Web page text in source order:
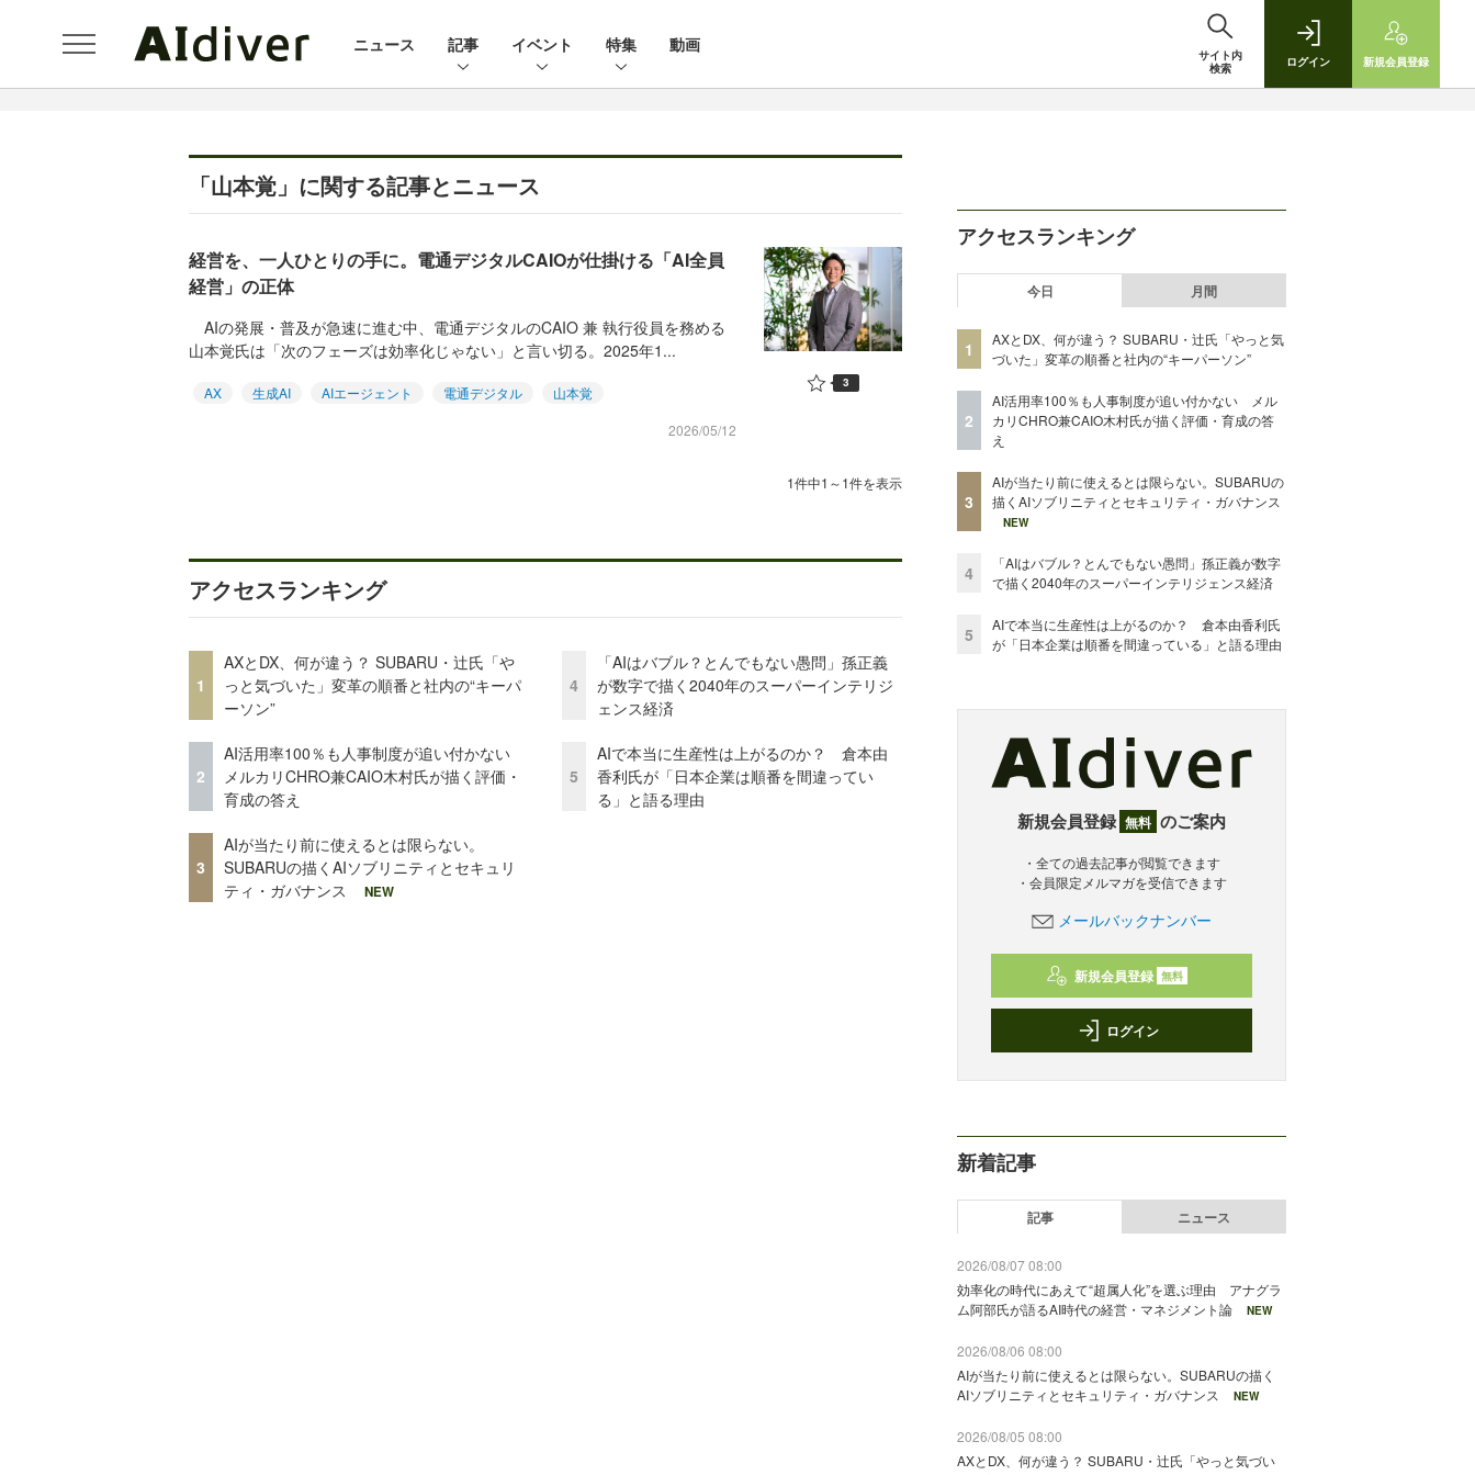
ニュース 記事 イベント 特集 動画
サイト内
検索
ログイン 新規会員登録
「山本覚」に関する記事とニュース
経営を、一人ひとりの手に。電通デジタルCAIOが仕掛ける「AI全員
経営」の正体
AIの発展・普及が急速に進む中、電通デジタルのCAIO 兼 執行役員を務める
山本覚氏は「次のフェーズは効率化じゃない」と言い切る。2025年1...
AX 生成AI AIエージェント 電通デジタル
山本覚
2026/05/12
3
1件中1～1件を表示
アクセスランキング
1
AXとDX、何が違う？ SUBARU・辻氏「や
っと気づいた」変革の順番と社内の“キーパ
ーソン”
2
AI活用率100％も人事制度が追い付かない
メルカリCHRO兼CAIO木村氏が描く評価・
育成の答え
3
AIが当たり前に使えるとは限らない。
SUBARUの描くAIソブリニティとセキュリ
ティ・ガバナンス
NEW
4
「AIはバブル？とんでもない愚問」孫正義
が数字で描く2040年のスーパーインテリジ
ェンス経済
5
AIで本当に生産性は上がるのか？ 倉本由
香利氏が「日本企業は順番を間違ってい
る」と語る理由
アクセスランキング
今日 月間
1
AXとDX、何が違う？ SUBARU・辻氏「やっと気
づいた」変革の順番と社内の“キーパーソン”
2
AI活用率100％も人事制度が追い付かない メル
カリCHRO兼CAIO木村氏が描く評価・育成の答
え
3
AIが当たり前に使えるとは限らない。SUBARUの
描くAIソブリニティとセキュリティ・ガバナンス
NEW
4
「AIはバブル？とんでもない愚問」孫正義が数字
で描く2040年のスーパーインテリジェンス経済
5
AIで本当に生産性は上がるのか？ 倉本由香利氏
が「日本企業は順番を間違っている」と語る理由
新規会員登録 無料 のご案内
・全ての過去記事が閲覧できます
・会員限定メルマガを受信できます
メールバックナンバー
新規会員登録 無料
ログイン
新着記事
記事 ニュース
2026/08/07 08:00
効率化の時代にあえて“超属人化”を選ぶ理由 アナグラ
ム阿部氏が語るAI時代の経営・マネジメント論
NEW
2026/08/06 08:00
AIが当たり前に使えるとは限らない。SUBARUの描く
AIソブリニティとセキュリティ・ガバナンス
NEW
2026/08/05 08:00
AXとDX、何が違う？ SUBARU・辻氏「やっと気づい